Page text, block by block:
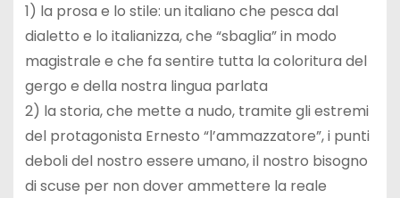
1) la prosa e lo stile: un italiano che pesca dal
dialetto e lo italianizza, che “sbaglia” in modo
magistrale e che fa sentire tutta la coloritura del
gergo e della nostra lingua parlata
2) la storia, che mette a nudo, tramite gli estremi
del protagonista Ernesto “l’ammazzatore”, i punti
deboli del nostro essere umano, il nostro bisogno
di scuse per non dover ammettere la reale